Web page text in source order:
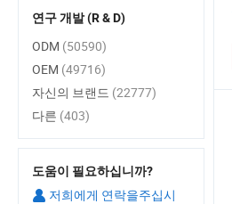
연구 개발 (R & D)
ODM (50590)
OEM (49716)
자신의 브랜드 (22777)
다른 (403)
도움이 필요하십니까?
저희에게 연락을주십시